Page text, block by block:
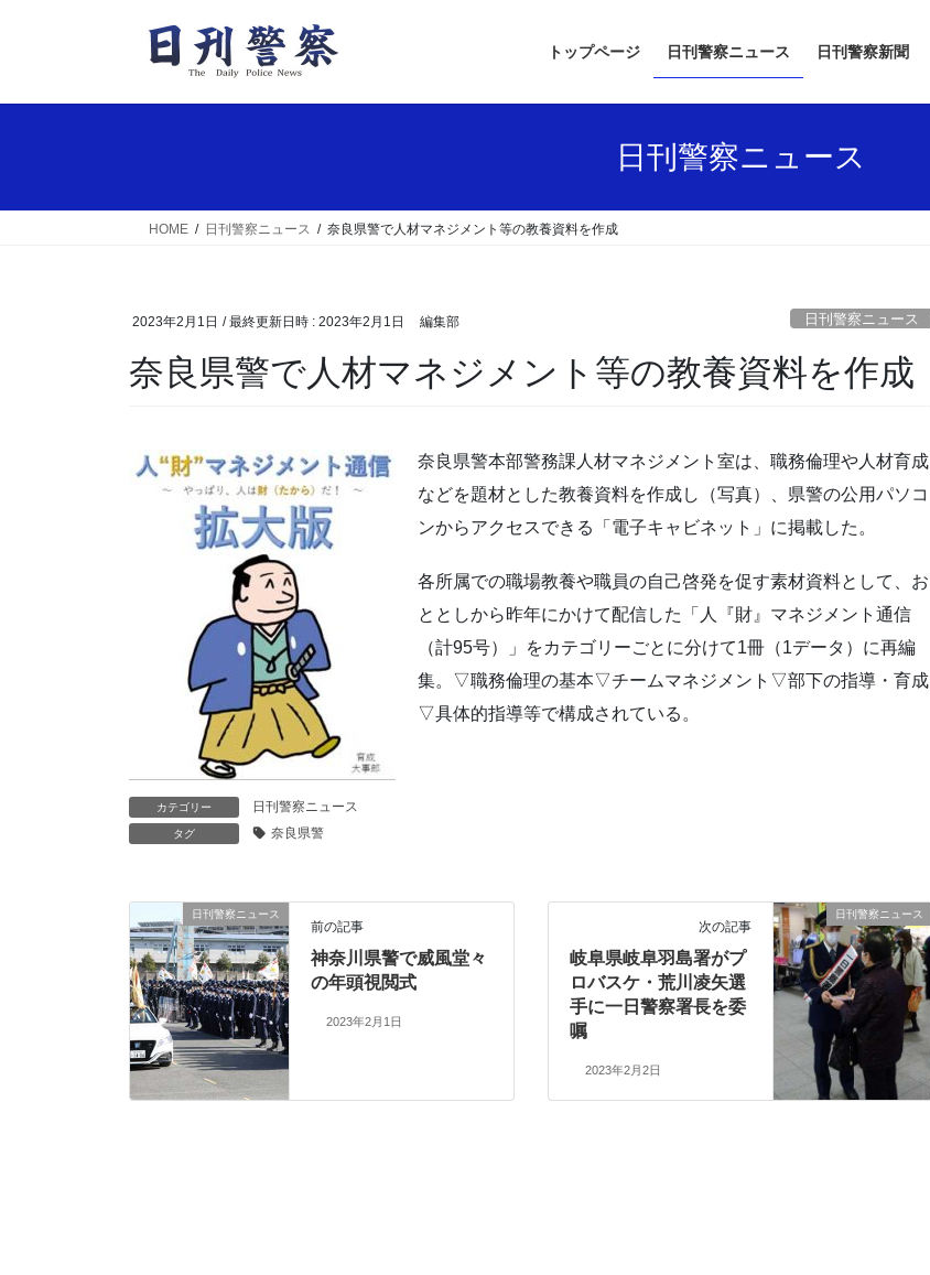
トップページ 日刊警察ニュース 日刊警察新聞
日刊警察ニュース
HOME 日刊警察ニュース 奈良県警で人材マネジメント等の教養資料を作成
2023年2月1日 / 最終更新日時 : 2023年2月1日 編集部 日刊警察ニュース
奈良県警で人材マネジメント等の教養資料を作成
奈良県警本部警務課人材マネジメント室は、職務倫理や人材育成
などを題材とした教養資料を作成し（写真）、県警の公用パソコ
ンからアクセスできる「電子キャビネット」に掲載した。
各所属での職場教養や職員の自己啓発を促す素材資料として、お
ととしから昨年にかけて配信した「人『財』マネジメント通信
（計95号）」をカテゴリーごとに分けて1冊（1データ）に再編
集。▽職務倫理の基本▽チームマネジメント▽部下の指導・育成
▽具体的指導等で構成されている。
カテゴリー 日刊警察ニュース
タグ 奈良県警
日刊警察ニュース
前の記事
神奈川県警で威風堂々
の年頭視閲式
2023年2月1日
日刊警察ニュース
次の記事
岐阜県岐阜羽島署がプ
ロバスケ・荒川凌矢選
手に一日警察署長を委
嘱
2023年2月2日